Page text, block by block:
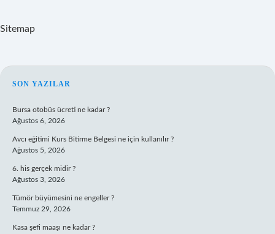
Sitemap
SIDEBAR
SON YAZILAR
Bursa otobüs ücreti ne kadar ?
Ağustos 6, 2026
Avcı eğitimi Kurs Bitirme Belgesi ne için kullanılır ?
Ağustos 5, 2026
6. his gerçek midir ?
Ağustos 3, 2026
Tümör büyümesini ne engeller ?
Temmuz 29, 2026
Kasa şefi maaşı ne kadar ?